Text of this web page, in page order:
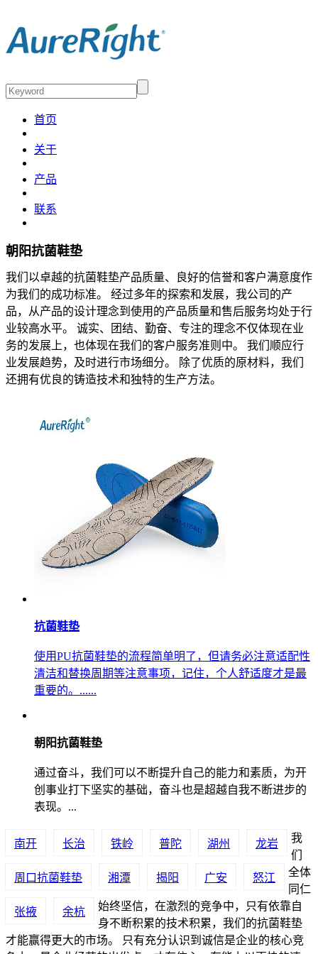
首页
关于
产品
联系
朝阳抗菌鞋垫
我们以卓越的抗菌鞋垫产品质量、良好的信誉和客户满意度作
为我们的成功标准。 经过多年的探索和发展，我公司的产
品，从产品的设计理念到使用的产品质量和售后服务均处于行
业较高水平。 诚实、团结、勤奋、专注的理念不仅体现在业
务的发展上，也体现在我们的客户服务准则中。 我们顺应行
业发展趋势，及时进行市场细分。 除了优质的原材料，我们
还拥有优良的铸造技术和独特的生产方法。
抗菌鞋垫
使用PU抗菌鞋垫的流程简单明了，但请务必注意适配性
清洁和替换周期等注意事项，记住，个人舒适度才是最
重要的。......
朝阳抗菌鞋垫
通过奋斗，我们可以不断提升自己的能力和素质，为开
创事业打下坚实的基础，奋斗也是超越自我不断进步的
表现。...
南开 长治 铁岭 普陀 湖州 龙岩
周口抗菌鞋垫 湘潭 揭阳 广安 怒江
张掖 余杭
我
们
全体
同仁
始终坚信，在激烈的竞争中，只有依靠自
身不断积累的技术积累，我们的抗菌鞋垫
才能赢得更大的市场。 只有充分认识到诚信是企业的核心竞